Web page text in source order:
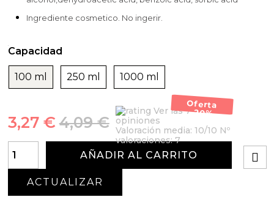
Ingrediente cosmetico. No ingerir.
Capacidad
100 ml 250 ml 1000 ml
Oferta
-20%
4,09 €
3,27 €
Ver las 7
opiniones
Valoración media: 10/10 Nº
valoraciones:7
AÑADIR AL CARRITO